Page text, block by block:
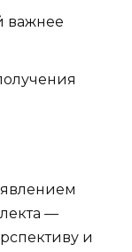
важнее
—
и